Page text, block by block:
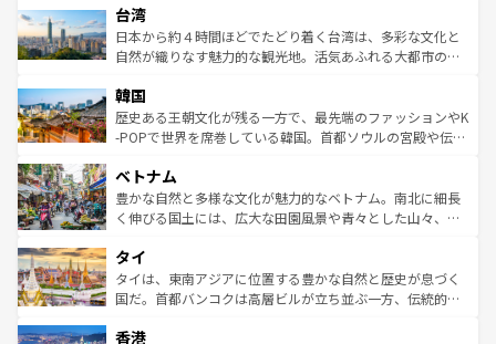
ならではの贅沢な旅のスタイルだ。 なお、新着のアメリカ
情報はコンテンツ一覧を参照してほしい。
れるおもてなしの心で訪れる人々を迎えてくれるハワイの
人々、おいしいローカルフードやハワイアンミュージッ
ク、伝統的なフラダンスなど、すべてがハワイの魅力を彩
ワイを、存分に味わってほしい。 なお、新着のハワイ情報
はコンテンツ一覧を参照してほしい。
リアリーフや大陸中央部にそびえるウルル（エアーズロッ
ク）、タスマニアの美しい原生林やケアンズの熱帯雨林な
ど、見どころがたくさん。また、カフェやワイン、オージ
いる。アクティビティも充実しており、サーフィンやダイ
ビング、ハイキングなど、アウトドア好きにはたまらな
い。オーストラリアの多彩な魅力を存分に味わいつくそ
参照してほしい。
台湾
日本から約４時間ほどでたどり着く台湾は、多彩な文化と
自然が織りなす魅力的な観光地。活気あふれる大都市の台
ン）、静ひつな山岳地帯である台湾東部など、都市の喧騒
と山間の静けさが共存しており、訪れる人に新しい発見と
驚きをもたらしてくれる。また、奥深い台湾の食文化も魅
容にもいいと評判のスイーツなど、バラエティ豊かな料理
が味わえる。 なお、新着の台湾情報は コンテンツ一覧を参
照してほしい。
韓国
歴史ある王朝文化が残る一方で、最先端のファッションやK
-POPで世界を席巻している韓国。首都ソウルの宮殿や伝統
き、地方に足を延ばせば四季折々の自然美を楽しむことが
できる。そして、キムチや焼肉、絶品のストリートフード
まで、さまざまな韓国料理が待っている。夜には、韓国な
リティに包まれながら、韓国の多彩な魅力を心ゆくまで味
わってみてほしい。 なお、新着の韓国情報はコンテンツ一
覧を参照してほしい。
ベトナム
豊かな自然と多様な文化が魅力的なベトナム。南北に細長
く伸びる国土には、広大な田園風景や青々とした山々、世
急速な発展と共に伝統が息づく。ハノイの古い町並みやホ
ーチミン市のフランス統治時代の建物も、独特の雰囲気を
醸し出している。また、バラエティの豊かさとおいしさで
とつ。フォーやバインミー、ベトナムコーヒーなどは、ぜ
タイ
タイは、東南アジアに位置する豊かな自然と歴史が息づく
国だ。首都バンコクは高層ビルが立ち並ぶ一方、伝統的な
の活気が交差している。北部ではチェンマイなどの山岳地
香港